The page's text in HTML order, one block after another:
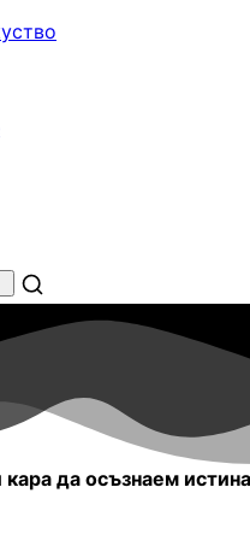
да осъзнаем